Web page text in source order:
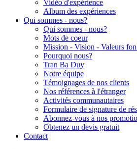
Vidéo d'expérience
Album des expériences
Qui sommes - nous?
Qui sommes - nous?
Mots de coeur
Mission - Vision - Valeurs
Pourquoi nous?
Tran Ba Duy
Notre équipe
Témoignages de nos clients
Nos références à l'étranger
Activités communautaires
Formulaire de signature de
Abonnez-vous à nos
Obtenez un devis gratuit
Contact